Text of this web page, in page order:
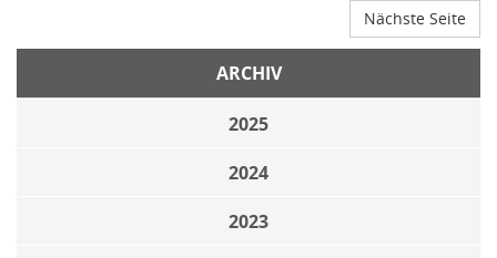
Nächste Seite
ARCHIV
2025
2024
2023